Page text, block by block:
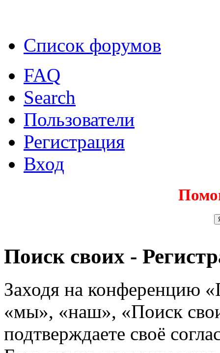
Список форумов
FAQ
Search
Пользователи
Регистрация
Вход
Поиск своих -
Заходя на конференцию
«мы», «наш», «Поиск
подтверждаете своё